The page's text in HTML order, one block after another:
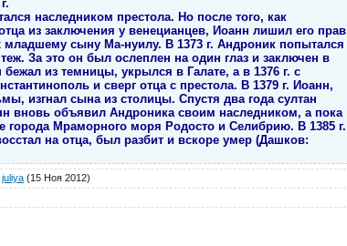
наследником престола. Но после того, как
из заключения у венецианцев, Иоанн лишил его прав
младшему сыну Ма-нуилу. В 1373 г. Андроник попытался
За это он был ослеплен на один глаз и заключен в
из темницы, укрылся в Галате, а в 1376 г. с
и сверг отца с престола. В 1379 г. Иоанн,
изгнал сына из столицы. Спустя два года султан
вновь объявил Андроника своим наследником, а пока
города Мраморного моря Родосто и Селибрию. В 1385 г.
на отца, был разбит и вскоре умер (Дашков:
juliya (15 Ноя 2012)